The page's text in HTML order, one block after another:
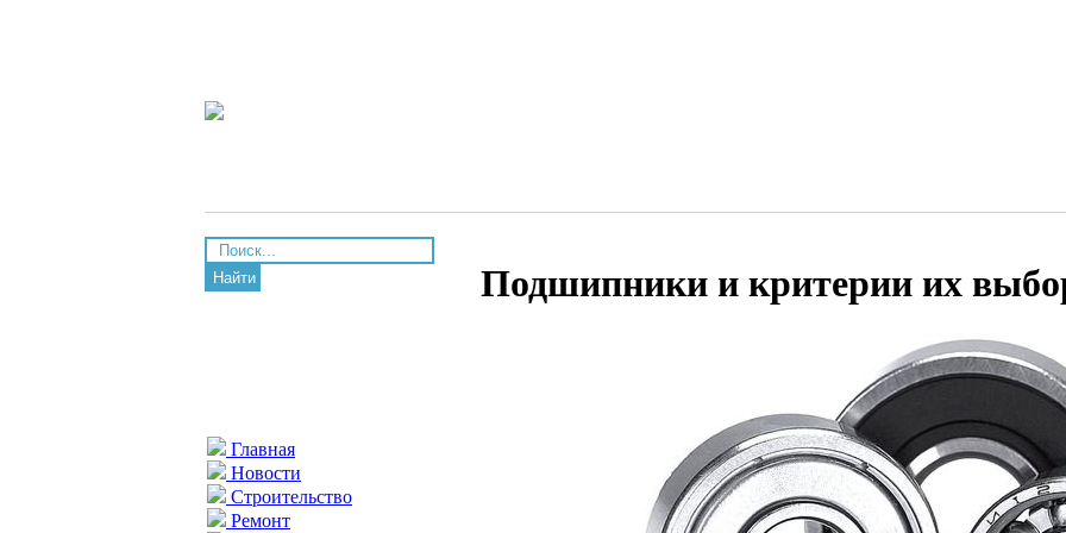
Найти
Главная
Новости
Строительство
Ремонт
Подшипники и критерии их